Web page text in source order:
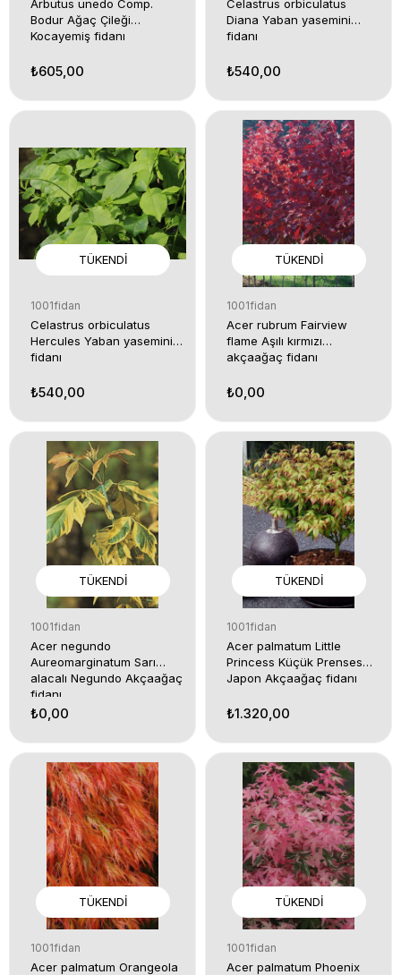
Arbutus unedo Comp.
Bodur Ağaç Çileği
Kocayemiş fidanı
₺605,00
Celastrus orbiculatus
Diana Yaban yasemini
fidanı
₺540,00
TÜKENDI
1001fidan
Celastrus orbiculatus
Hercules Yaban yasemini
fidanı
₺540,00
TÜKENDI
1001fidan
Acer rubrum Fairview
flame Aşılı kırmızı
akçaağaç fidanı
₺0,00
TÜKENDI
1001fidan
Acer negundo
Aureomarginatum Sarı
alacalı Negundo Akçaağaç
fidanı
₺0,00
TÜKENDI
1001fidan
Acer palmatum Little
Princess Küçük Prenses
Japon Akçaağaç fidanı
₺1.320,00
TÜKENDI
1001fidan
Acer palmatum Orangeola
TÜKENDI
1001fidan
Acer palmatum Phoenix